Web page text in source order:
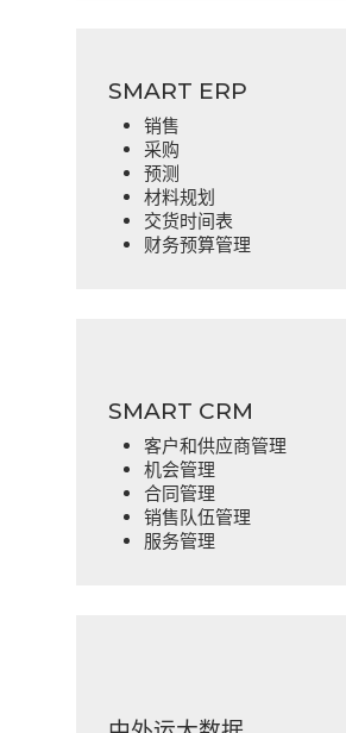
SMART ERP
销售
采购
预测
材料规划
交货时间表
财务预算管理
SMART CRM
客户和供应商管理
机会管理
合同管理
销售队伍管理
服务管理